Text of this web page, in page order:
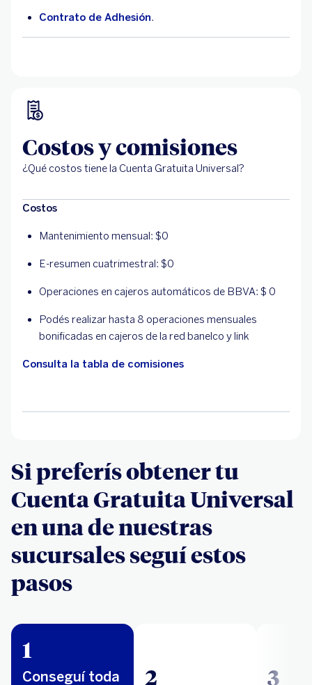
Contrato de Adhesión.
Costos y comisiones
¿Qué costos tiene la Cuenta Gratuita Universal?
Costos
Mantenimiento mensual: $0
E-resumen cuatrimestral: $0
Operaciones en cajeros automáticos de BBVA: $ 0
Podés realizar hasta 8 operaciones mensuales
bonificadas en cajeros de la red banelco y link
Consulta la tabla de comisiones
Si preferís obtener tu
Cuenta Gratuita Universal
en una de nuestras
sucursales seguí estos
pasos
1
Conseguí toda 2 3